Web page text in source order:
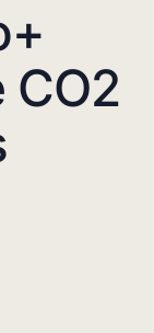
CO2